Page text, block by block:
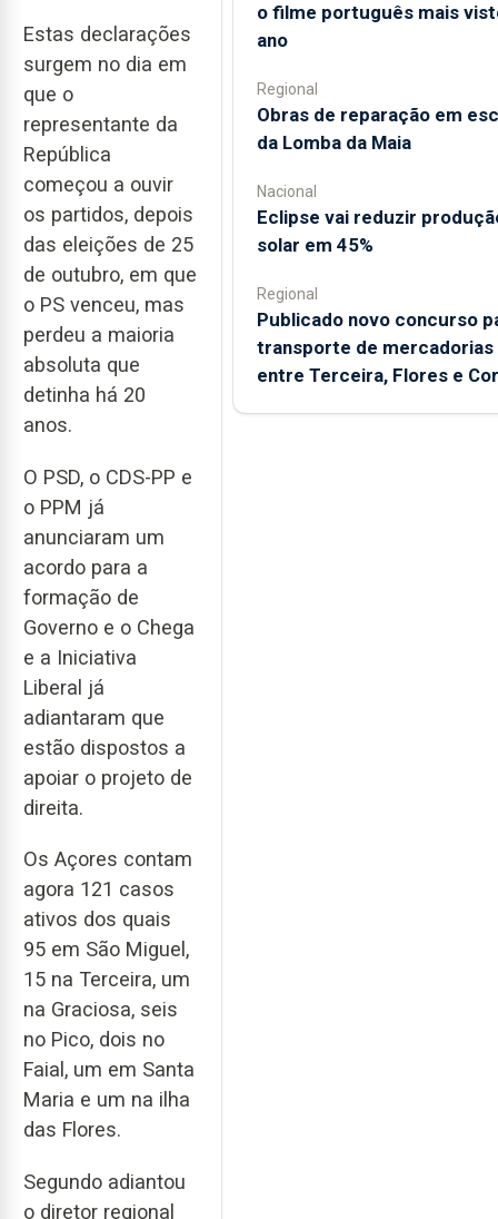
Estas declarações
surgem no dia em
que o
representante da
República
começou a ouvir
os partidos, depois
das eleições de 25
de outubro, em que
o PS venceu, mas
perdeu a maioria
absoluta que
detinha há 20
anos.
O PSD, o CDS-PP e
o PPM já
anunciaram um
acordo para a
formação de
Governo e o Chega
e a Iniciativa
Liberal já
adiantaram que
estão dispostos a
apoiar o projeto de
direita.
Os Açores contam
agora 121 casos
ativos dos quais
95 em São Miguel,
15 na Terceira, um
na Graciosa, seis
no Pico, dois no
Faial, um em Santa
Maria e um na ilha
das Flores.
Segundo adiantou
o diretor regional
o filme português mais
ano
Regional
Obras de reparação em
da Lomba da Maia
Nacional
Eclipse vai reduzir
solar em 45%
Regional
Publicado novo concurso
transporte de mercadorias
entre Terceira, Flores e